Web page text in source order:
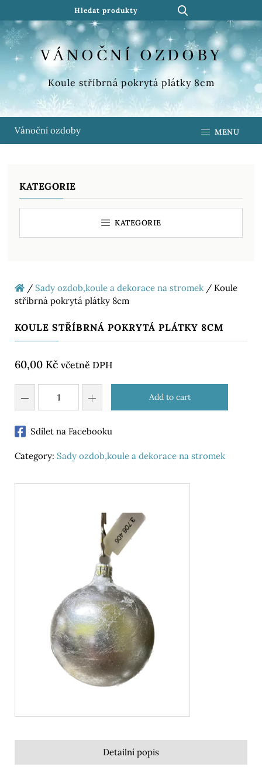
VÁNOČNÍ OZDOBY
Koule stříbrná pokrytá plátky 8cm
Vánoční ozdoby MENU
KATEGORIE
KATEGORIE
/ Sady ozdob,koule a dekorace na stromek / Koule
stříbrná pokrytá plátky 8cm
KOULE STŘÍBRNÁ POKRYTÁ PLÁTKY 8CM
60,00 Kč včetně DPH
Add to cart
Sdílet na Facebooku
Category: Sady ozdob,koule a dekorace na stromek
Detailní popis